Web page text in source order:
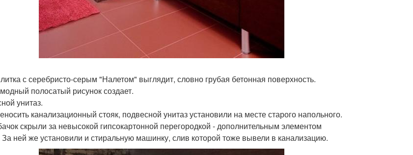
с серебристо-серым "Налетом" выглядит, словно грубая бетонная поверхность.
полосатый рисунок создает.
унитаз.
канализационный стояк, подвесной унитаз установили на месте старого напольного.
скрыли за невысокой гипсокартонной перегородкой - дополнительным элементом
ней же установили и стиральную машинку, слив которой тоже вывели в канализацию.